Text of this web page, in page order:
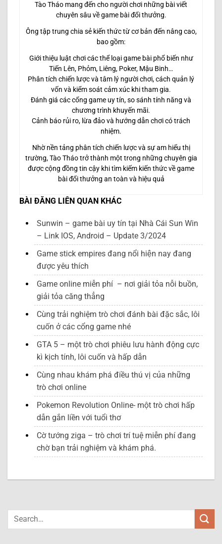
Tào Tháo mang đến cho người chơi những bài viết
chuyên sâu về game bài đổi thưởng.
Ông tập trung chia sẻ kiến thức từ cơ bản đến nâng cao,
bao gồm:
Giới thiệu luật chơi các thể loại game bài phổ biến như
Tiến Lên, Phỏm, Liêng, Poker, Mậu Binh…
Phân tích chiến lược và tâm lý người chơi, cách quản lý
vốn và kiểm soát cảm xúc khi tham gia.
Đánh giá các cổng game uy tín, so sánh tính năng và
chương trình khuyến mãi.
Cảnh báo rủi ro, lừa đảo và hướng dẫn chơi có trách
nhiệm.
Nhờ nền tảng phân tích chiến lược và sự am hiểu thị
trường, Tào Tháo trở thành một trong những chuyên gia
được cộng đồng tin cậy khi tìm kiếm kiến thức về game
bài đổi thưởng an toàn và hiệu quả
BÀI ĐĂNG LIÊN QUAN KHÁC
Sunwin – game bài uy tín tại Nhà Cái Sun Win
– Link IOS, Android – Update 3/2024
Game stick empires đang nổi hiện nay đang
được yêu thích
Game online miễn phí – nơi giải tỏa nỗi buồn,
giải tỏa căng thẳng
Cùng trải nghiệm trò chơi đánh bài đặc sắc, lôi
cuốn ở các cổng game nhé
GTA 5 – một trò chơi phiêu lưu hành động cực
kì kịch tính, lôi cuốn và hấp dẫn
Cùng nhau khám phá điều thú vị của những
trò chơi online
Pokemon Revolution Online- một trò chơi hấp
dẫn gắn liền với tuổi thơ
Cờ tướng ziga – trò chơi trí tuệ miễn phí đang
chờ bạn trải nghiệm và khám phá.